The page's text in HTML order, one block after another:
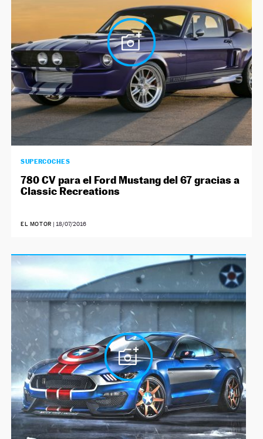
SUPERCOCHES
780 CV para el Ford Mustang del 67 gracias a
Classic Recreations
EL MOTOR | 18/07/2016